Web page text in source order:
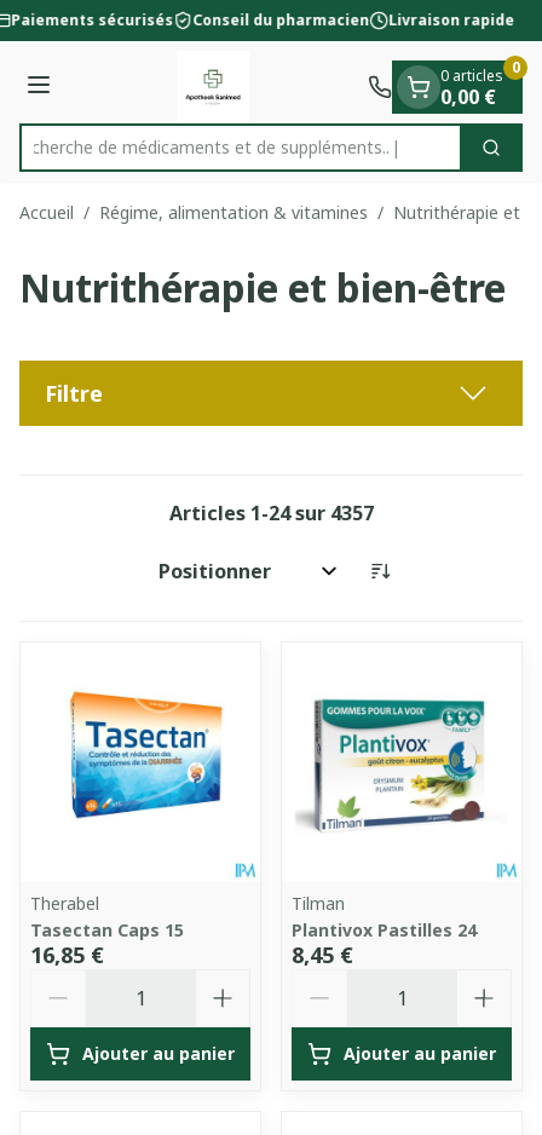
Aller au contenu
1 de 1
Paiements sécurisés Conseil du pharmacien Livraison rapide
Menu
Rechercher
Recherche de médicaments
0 articles
0,00 €
0
Accueil / Régime, alimentation & vitamines / Nutrithérapie et
Nutrithérapie et bien-être
Filtre
Articles 1-24sur 4357
Trier par:
Therabel
Tasectan Caps 15
16,85 €
Ajouter au panier
Tilman
Plantivox Pastilles 24
8,45 €
Ajouter au panier